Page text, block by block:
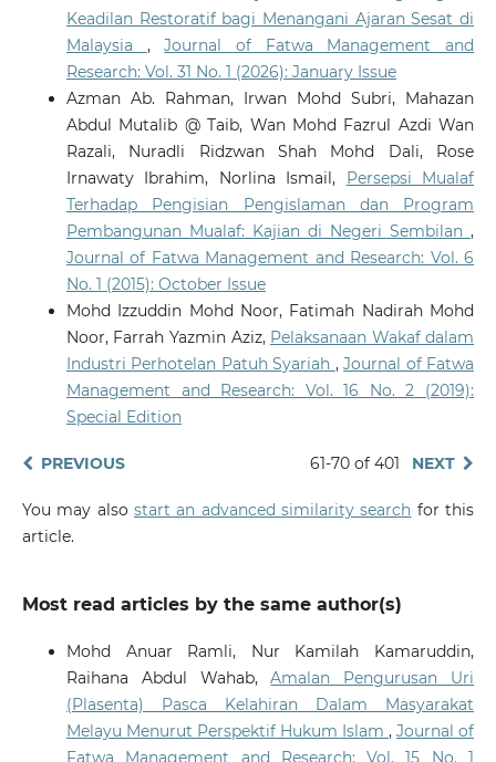
Keadilan Restoratif bagi Menangani Ajaran Sesat di
Malaysia ,Journal of Fatwa Management and
Research: Vol. 31 No. 1 (2026): January Issue
Azman Ab. Rahman, Irwan Mohd Subri, Mahazan
Abdul Mutalib @ Taib, Wan Mohd Fazrul Azdi Wan
Razali, Nuradli Ridzwan Shah Mohd Dali, Rose
Irnawaty Ibrahim, Norlina Ismail, Persepsi Mualaf
Terhadap Pengisian Pengislaman dan Program
Pembangunan Mualaf: Kajian di Negeri Sembilan,
Journal of Fatwa Management and Research: Vol. 6
No. 1 (2015): October Issue
Mohd Izzuddin Mohd Noor, Fatimah Nadirah Mohd
Noor, Farrah Yazmin Aziz, Pelaksanaan Wakaf dalam
Industri Perhotelan Patuh Syariah ,Journal of Fatwa
Management and Research: Vol. 16 No. 2 (2019):
Special Edition
PREVIOUS 61-70 of 401 NEXT
You may also start an advanced similarity search for this
article.
Most read articles by the same author(s)
Mohd Anuar Ramli, Nur Kamilah Kamaruddin,
Raihana Abdul Wahab,Amalan Pengurusan Uri
(Plasenta) Pasca Kelahiran Dalam Masyarakat
Melayu Menurut Perspektif Hukum Islam,Journal of
Fatwa Management and Research: Vol. 15 No. 1